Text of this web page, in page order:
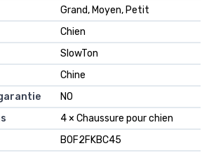
Grand, Moyen, Petit
Chien
SlowTon
Chine
NO
4 × Chaussure pour chien
B0F2FKBC45